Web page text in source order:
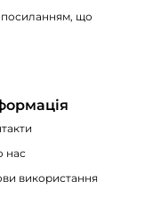
посиланням, що
нас
використання